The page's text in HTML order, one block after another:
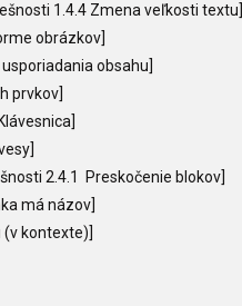
1.4.4 Zmena veľkosti textu]
obrázkov]
obsahu]
prvkov]
2.4.1 Preskočenie blokov]
má názov]
kontexte)]